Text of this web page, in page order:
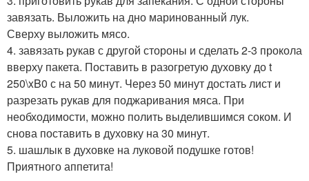
завязать. Выложить на дно маринованный лук.
Сверху выложить мясо.
4. завязать рукав с другой стороны и сделать 2-3 прокола
вверху пакета. Поставить в разогретую духовку до t
250\xB0 с на 50 минут. Через 50 минут достать лист и
разрезать рукав для поджаривания мяса. При
необходимости, можно полить выделившимся соком. И
снова поставить в духовку на 30 минут.
5. шашлык в духовке на луковой подушке готов!
Приятного аппетита!